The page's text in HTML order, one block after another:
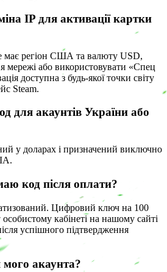
IP для активації картки
має регіон США та валюту USD,
мережі або використовувати «Спец
доступна з будь-якої точки світу
Steam.
для акаунтів України або
у доларах і призначений виключно
код після оплати?
Цифровий ключ на 100
кабінеті на нашому сайті
успішного підтвердження
акаунта?